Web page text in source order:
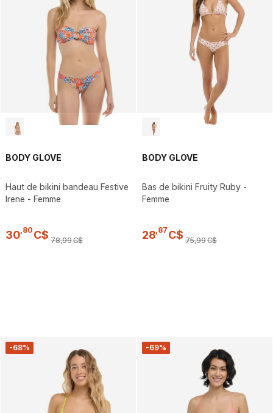
BODY GLOVE
Haut de bikini bandeau Festive
Irene - Femme
30,80 C$ 78,99C$
BODY GLOVE
Bas de bikini Fruity Ruby -
Femme
28,87 C$ 75,99C$
-68% -69%